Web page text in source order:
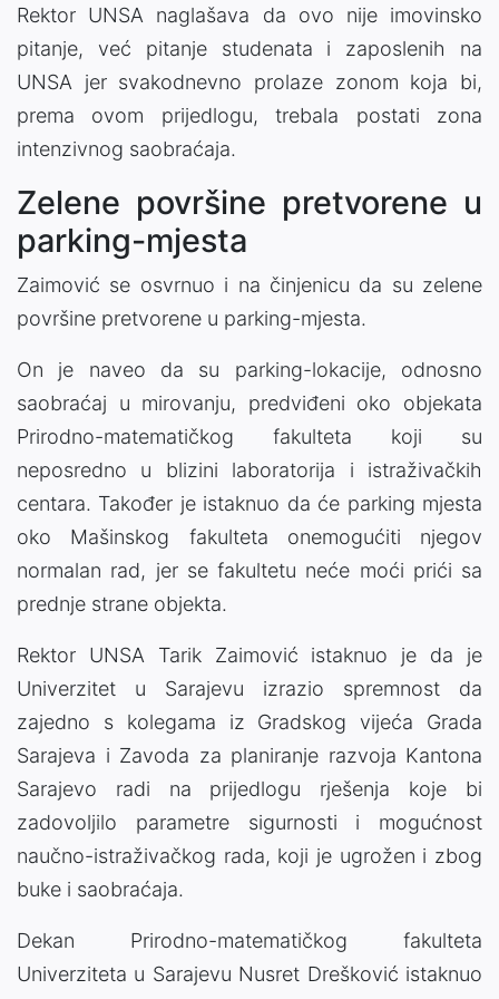
Rektor UNSA naglašava da ovo nije imovinsko
pitanje, već pitanje studenata i zaposlenih na
UNSA jer svakodnevno prolaze zonom koja bi,
prema ovom prijedlogu, trebala postati zona
intenzivnog saobraćaja.
Zelene površine pretvorene u
parking-mjesta
Zaimović se osvrnuo i na činjenicu da su zelene
površine pretvorene u parking-mjesta.
On je naveo da su parking-lokacije, odnosno
saobraćaj u mirovanju, predviđeni oko objekata
Prirodno-matematičkog fakulteta koji su
neposredno u blizini laboratorija i istraživačkih
centara. Također je istaknuo da će parking mjesta
oko Mašinskog fakulteta onemogućiti njegov
normalan rad, jer se fakultetu neće moći prići sa
prednje strane objekta.
Rektor UNSA Tarik Zaimović istaknuo je da je
Univerzitet u Sarajevu izrazio spremnost da
zajedno s kolegama iz Gradskog vijeća Grada
Sarajeva i Zavoda za planiranje razvoja Kantona
Sarajevo radi na prijedlogu rješenja koje bi
zadovoljilo parametre sigurnosti i mogućnost
naučno-istraživačkog rada, koji je ugrožen i zbog
buke i saobraćaja.
Dekan Prirodno-matematičkog fakulteta
Univerziteta u Sarajevu Nusret Drešković istaknuo